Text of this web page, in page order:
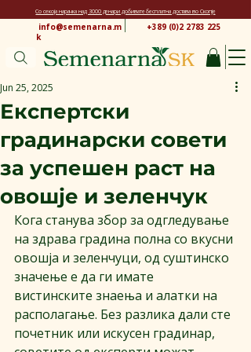
+389 (0)2 2783 225
Со секоја нарачка над 3000 денари добивате бесплатна достава во Скопје
info@semenarna.m
k
Експертски
градинарски совети
за успешен раст на
овошје и зеленчук
Jun 25, 2025
Кога станува збор за одгледување
на здрава градина полна со вкусни
овошја и зеленчуци, од суштинско
значење е да ги имате
вистинските знаења и алатки на
располагање. Без разлика дали сте
почетник или искусен градинар,